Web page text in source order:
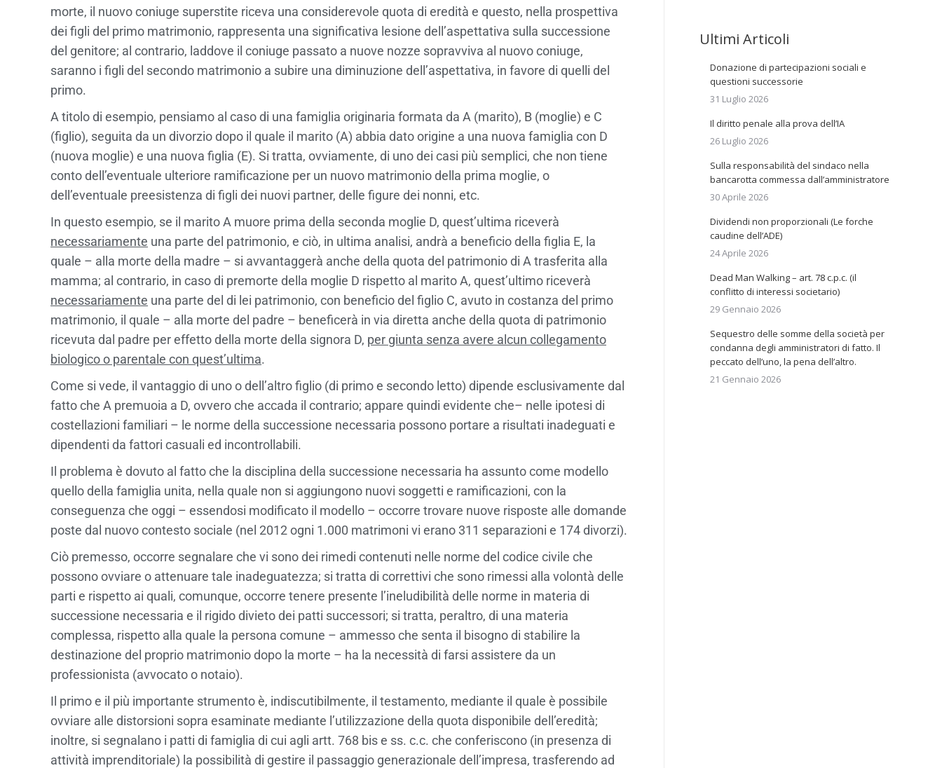
morte, il nuovo coniuge superstite riceva una considerevole quota di eredità e questo, nella prospettiva
dei figli del primo matrimonio, rappresenta una significativa lesione dell’aspettativa sulla successione
del genitore; al contrario, laddove il coniuge passato a nuove nozze sopravviva al nuovo coniuge,
saranno i figli del secondo matrimonio a subire una diminuzione dell’aspettativa, in favore di quelli del
primo.
A titolo di esempio, pensiamo al caso di una famiglia originaria formata da A (marito), B (moglie) e C
(figlio), seguita da un divorzio dopo il quale il marito (A) abbia dato origine a una nuova famiglia con D
(nuova moglie) e una nuova figlia (E). Si tratta, ovviamente, di uno dei casi più semplici, che non tiene
conto dell’eventuale ulteriore ramificazione per un nuovo matrimonio della prima moglie, o
dell’eventuale preesistenza di figli dei nuovi partner, delle figure dei nonni, etc.
In questo esempio, se il marito A muore prima della seconda moglie D, quest’ultima riceverà
necessariamente una parte del patrimonio, e ciò, in ultima analisi, andrà a beneficio della figlia E, la
quale – alla morte della madre – si avvantaggerà anche della quota del patrimonio di A trasferita alla
mamma; al contrario, in caso di premorte della moglie D rispetto al marito A, quest’ultimo riceverà
necessariamente una parte del di lei patrimonio, con beneficio del figlio C, avuto in costanza del primo
matrimonio, il quale – alla morte del padre – beneficerà in via diretta anche della quota di patrimonio
ricevuta dal padre per effetto della morte della signora D, per giunta senza avere alcun collegamento
biologico o parentale con quest’ultima.
Come si vede, il vantaggio di uno o dell’altro figlio (di primo e secondo letto) dipende esclusivamente dal
fatto che A premuoia a D, ovvero che accada il contrario; appare quindi evidente che– nelle ipotesi di
costellazioni familiari – le norme della successione necessaria possono portare a risultati inadeguati e
dipendenti da fattori casuali ed incontrollabili.
Il problema è dovuto al fatto che la disciplina della successione necessaria ha assunto come modello
quello della famiglia unita, nella quale non si aggiungono nuovi soggetti e ramificazioni, con la
conseguenza che oggi – essendosi modificato il modello – occorre trovare nuove risposte alle domande
poste dal nuovo contesto sociale (nel 2012 ogni 1.000 matrimoni vi erano 311 separazioni e 174 divorzi).
Ciò premesso, occorre segnalare che vi sono dei rimedi contenuti nelle norme del codice civile che
possono ovviare o attenuare tale inadeguatezza; si tratta di correttivi che sono rimessi alla volontà delle
parti e rispetto ai quali, comunque, occorre tenere presente l’ineludibilità delle norme in materia di
successione necessaria e il rigido divieto dei patti successori; si tratta, peraltro, di una materia
complessa, rispetto alla quale la persona comune – ammesso che senta il bisogno di stabilire la
destinazione del proprio matrimonio dopo la morte – ha la necessità di farsi assistere da un
professionista (avvocato o notaio).
Il primo e il più importante strumento è, indiscutibilmente, il testamento, mediante il quale è possibile
ovviare alle distorsioni sopra esaminate mediante l’utilizzazione della quota disponibile dell’eredità;
inoltre, si segnalano i patti di famiglia di cui agli artt. 768 bis e ss. c.c. che conferiscono (in presenza di
attività imprenditoriale) la possibilità di gestire il passaggio generazionale dell’impresa, trasferendo ad
Ultimi Articoli
Donazione di partecipazioni sociali e
questioni successorie
31 Luglio 2026
Il diritto penale alla prova dell’IA
26 Luglio 2026
Sulla responsabilità del sindaco nella
bancarotta commessa dall’amministratore
30 Aprile 2026
Dividendi non proporzionali (Le forche
caudine dell’ADE)
24 Aprile 2026
Dead Man Walking – art. 78 c.p.c. (il
conflitto di interessi societario)
29 Gennaio 2026
Sequestro delle somme della società per
condanna degli amministratori di fatto. Il
peccato dell’uno, la pena dell’altro.
21 Gennaio 2026